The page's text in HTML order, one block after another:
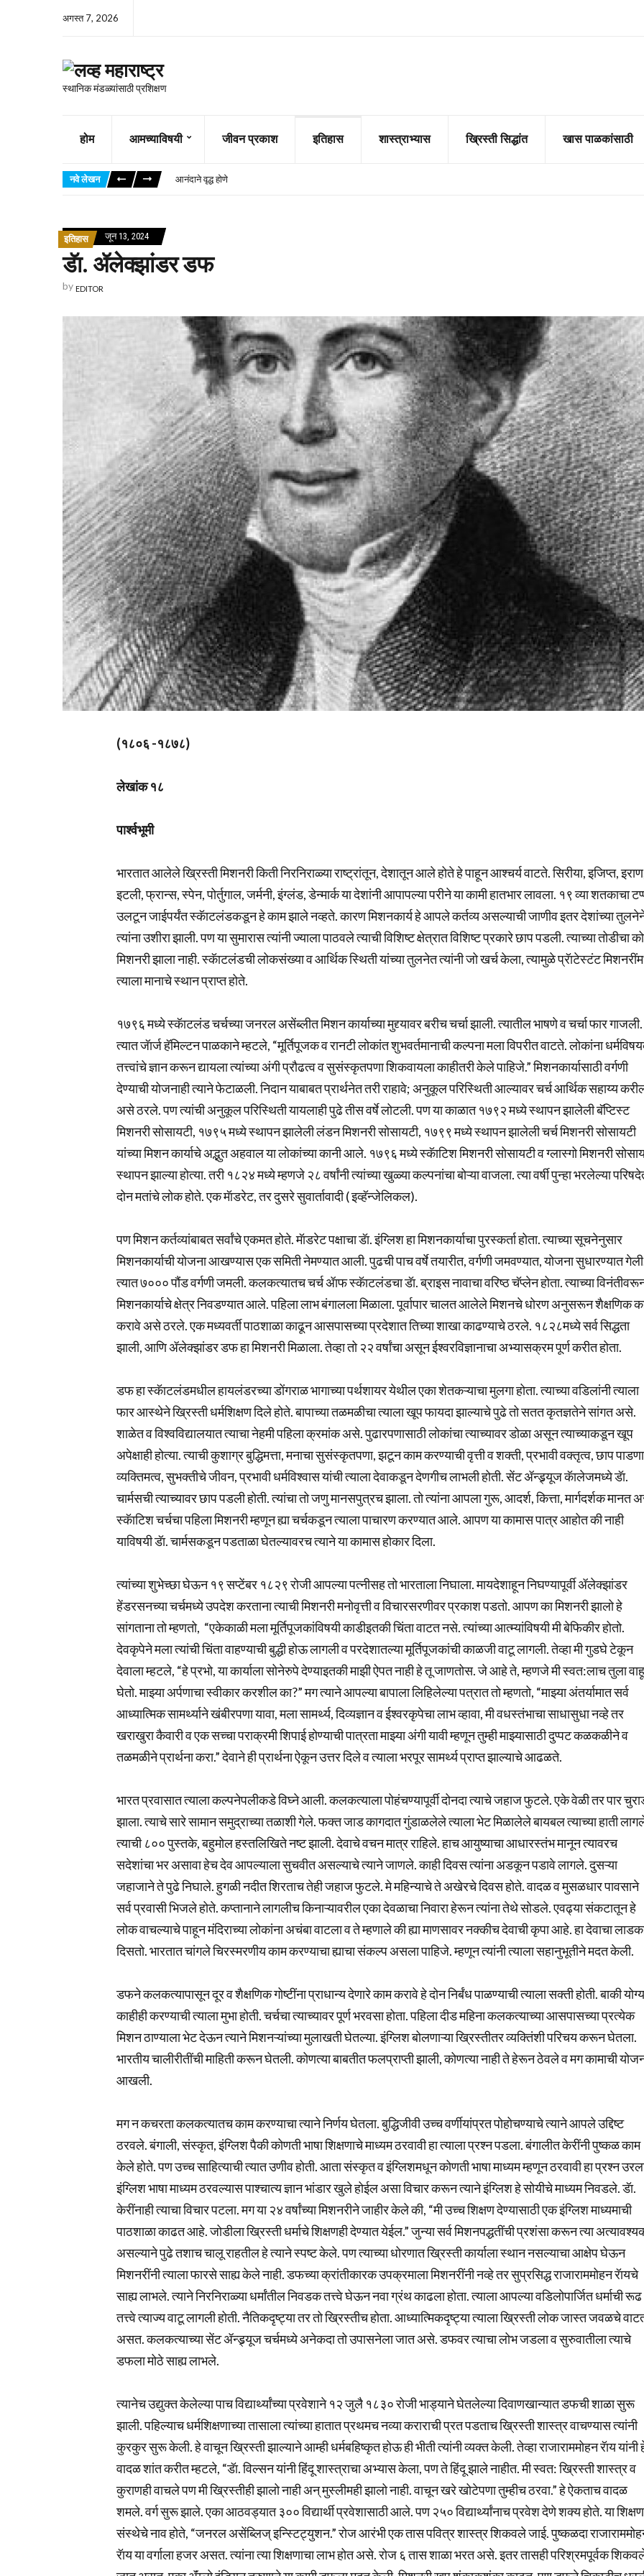
अगस्त 7, 2026
स्थानिक मंडळ्यांसाठी प्रशिक्षण
होम आमच्याविषयी जीवन प्रकाश इतिहास शास्त्राभ्यास ख्रिस्ती सिद्धांत खास पाळकांसाठी
नवे लेखन
जेव्हा दुर्बलता आपल्याला ग्रासते
आनंदाने वृद्ध होणे
एका देवभीरू सासूचे कौतुक
आपण अधिक चांगल्या नगराकडे पाहतो
इतिहास जून 13, 2024
डॅा. ॲलेक्झांडर डफ
by EDITOR
(१८०६ -१८७८)
लेखांक१८
पार्श्वभूमी
भारतात आलेले ख्रिस्ती मिशनरी किती निरनिराळ्या राष्ट्रांतून, देशातून आले होते हे पाहून आश्चर्य वाटते. सिरीया, इजिप्त,
इटली, फ्रान्स, स्पेन, पोर्तुगाल, जर्मनी, इंग्लंड, डेन्मार्क या देशांनी आपापल्या परीने या कामी हातभार लावला. १९ व्या शतकाचा
उलटून जाईपर्यंत स्कॅाटलंडकडून हे काम झाले नव्हते. कारण मिशनकार्य हे आपले कर्तव्य असल्याची जाणीव इतर देशांच्या
त्यांना उशीरा झाली. पण या सुमारास त्यांनी ज्याला पाठवले त्याची विशिष्ट क्षेत्रात विशिष्ट प्रकारे छाप पडली. त्याच्या तोडीचा
मिशनरी झाला नाही. स्कॅाटलंडची लोकसंख्या व आर्थिक स्थिती यांच्या तुलनेत त्यांनी जो खर्च केला, त्यामुळे प्रॅाटेस्टंट
त्याला मानाचे स्थान प्राप्त होते.
१७९६ मध्ये स्कॅाटलंड चर्चच्या जनरल असेंब्लीत मिशन कार्याच्या मुद्द्यावर बरीच चर्चा झाली. त्यातील भाषणे व चर्चा फार गाजली.
त्यात जॅार्ज हॅमिल्टन पाळकाने म्हटले, “मूर्तिपूजक व रानटी लोकांत शुभवर्तमानाची कल्पना मला विपरीत वाटते. लोकांना
तत्त्वांचे ज्ञान करून द्यायला त्यांच्या अंगी प्रौढत्व व सुसंस्कृतपणा शिकवायला काहीतरी केले पाहिजे.” मिशनकार्यासाठी वर्गणी
देण्याची योजनाही त्याने फेटाळली. निदान याबाबत प्रार्थनेत तरी राहावे; अनुकूल परिस्थिती आल्यावर चर्च आर्थिक सहाय्य
असे ठरले. पण त्यांची अनुकूल परिस्थिती यायलाही पुढे तीस वर्षे लोटली. पण या काळात १७९२ मध्ये स्थापन झालेली बॅप्टिस्ट
मिशनरी सोसायटी, १७९५ मध्ये स्थापन झालेली लंडन मिशनरी सोसायटी, १७९९ मध्ये स्थापन झालेली चर्च मिशनरी सोसायटी
यांच्या मिशन कार्याचे अद्भुत अहवाल या लोकांच्या कानी आले. १७९६ मध्ये स्कॅाटिश मिशनरी सोसायटी व ग्लास्गो मिशनरी
स्थापन झाल्या होत्या. तरी १८२४ मध्ये म्हणजे २८ वर्षांनी त्यांच्या खुळ्या कल्पनांचा बोऱ्या वाजला. त्या वर्षी पुन्हा भरलेल्या
दोन मतांचे लोक होते. एक मॅाडरेट, तर दुसरे सुवार्तावादी ( इव्हॅन्जेलिकल).
पण मिशन कर्तव्यांबाबत सर्वांचे एकमत होते. मॅाडरेट पक्षाचा डॅा. इंग्लिश हा मिशनकार्याचा पुरस्कर्ता होता. त्याच्या सूचनेनुसार
मिशनकार्याची योजना आखण्यास एक समिती नेमण्यात आली. पुढची पाच वर्षे तयारीत, वर्गणी जमवण्यात, योजना सुधारण्यात
त्यात ७००० पौंड वर्गणी जमली. कलकत्यातच चर्च ॲाफ स्कॅाटलंडचा डॅा. ब्राइस नावाचा वरिष्ठ चॅप्लेन होता. त्याच्या
मिशनकार्याचे क्षेत्र निवडण्यात आले. पहिला लाभ बंगालला मिळाला. पूर्वापार चालत आलेले मिशनचे धोरण अनुसरून शैक्षणिक
करावे असे ठरले. एक मध्यवर्ती पाठशाळा काढून आसपासच्या प्रदेशात तिच्या शाखा काढण्याचे ठरले. १८२८मध्ये सर्व सिद्धता
झाली, आणि ॲलेक्झांडर डफ हा मिशनरी मिळाला. तेव्हा तो २२ वर्षांचा असून ईश्वरविज्ञानाचा अभ्यासक्रम पूर्ण करीत होता.
डफ हा स्कॅाटलंडमधील हायलंडरच्या डोंगराळ भागाच्या पर्थशायर येथील एका शेतकऱ्याचा मुलगा होता. त्याच्या वडिलांनी त्याला
फार आस्थेने ख्रिस्ती धर्मशिक्षण दिले होते. बापाच्या तळमळीचा त्याला खूप फायदा झाल्याचे पुढे तो सतत कृतज्ञतेने सांगत असे.
शाळेत व विश्वविद्यालयात त्याचा नेहमी पहिला क्रमांक असे. पुढारपणासाठी लोकांचा त्याच्यावर डोळा असून त्याच्याकडून खूप
अपेक्षाही होत्या. त्याची कुशाग्र बुद्धिमत्ता, मनाचा सुसंस्कृतपणा, झटून काम करण्याची वृत्ती व शक्ती, प्रभावी वक्तृत्व, छाप
व्यक्तिमत्व, सुभक्तीचे जीवन, प्रभावी धर्मविश्वास यांची त्याला देवाकडून देणगीच लाभली होती. सेंट ॲन्ड्र्यूज कॅालेजमध्ये डॅा.
चार्मसची त्याच्यावर छाप पडली होती. त्यांचा तो जणु मानसपुत्रच झाला. तो त्यांना आपला गुरू, आदर्श, कित्ता, मार्गदर्शक मानत
स्कॅाटिश चर्चचा पहिला मिशनरी म्हणून ह्या चर्चकडून त्याला पाचारण करण्यात आले. आपण या कामास पात्र आहोत की नाही
याविषयी डॅा. चार्मसकडून पडताळा घेतल्यावरच त्याने या कामास होकार दिला.
त्यांच्या शुभेच्छा घेऊन १९ सप्टेंबर १८२९ रोजी आपल्या पत्नीसह तो भारताला निघाला. मायदेशाहून निघण्यापूर्वी ॲलेक्झांडर
हेंडरसनच्या चर्चमध्ये उपदेश करताना त्याची मिशनरी मनोवृत्ती व विचारसरणीवर प्रकाश पडतो. आपण का मिशनरी झालो हे
सांगताना तो म्हणतो, “एकेकाळी मला मूर्तिपूजकांविषयी काडीइतकी चिंता वाटत नसे. त्यांच्या आत्म्यांविषयी मी बेफिकीर होतो.
देवकृपेने मला त्यांची चिंता वाहण्याची बुद्धी होऊ लागली व परदेशातल्या मूर्तिपूजकांची काळजी वाटू लागली. तेव्हा मी गुडघे टेकून
देवाला म्हटले, “हे प्रभो, या कार्याला सोनेरुपे देण्याइतकी माझी ऐपत नाही हे तू जाणतोस. जे आहे ते, म्हणजे मी स्वत:लाच तुला
घेतो. माझ्या अर्पणाचा स्वीकार करशील का?” मग त्याने आपल्या बापाला लिहिलेल्या पत्रात तो म्हणतो, “माझ्या अंतर्यामात सर्व
आध्यात्मिक सामर्थ्याने खंबीरपणा यावा, मला सामर्थ्य, दिव्यज्ञान व ईश्वरकृपेचा लाभ व्हावा, मी वधस्तंभाचा साधासुधा नव्हे तर
खराखुरा कैवारी व एक सच्चा पराक्रमी शिपाई होण्याची पात्रता माझ्या अंगी यावी म्हणून तुम्ही माझ्यासाठी दुप्पट कळकळीने व
तळमळीने प्रार्थना करा.” देवाने ही प्रार्थना ऐकून उत्तर दिले व त्याला भरपूर सामर्थ्य प्राप्त झाल्याचे आढळते.
भारत प्रवासात त्याला कल्पनेपलीकडे विघ्ने आली. कलकत्याला पोहंचण्यापूर्वी दोनदा त्याचे जहाज फुटले. एके वेळी तर पार
झाला. त्याचे सारे सामान समुद्राच्या तळाशी गेले. फक्त जाड कागदात गुंडाळलेले त्याला भेट मिळालेले बायबल त्याच्या हाती
त्याची ८०० पुस्तके, बहुमोल हस्तलिखिते नष्ट झाली. देवाचे वचन मात्र राहिले. हाच आयुष्याचा आधारस्तंभ मानून त्यावरच
सदेशांचा भर असावा हेच देव आपल्याला सुचवीत असल्याचे त्याने जाणले. काही दिवस त्यांना अडकून पडावे लागले. दुसऱ्या
जहाजाने ते पुढे निघाले. हुगळी नदीत शिरताच तेही जहाज फुटले. मे महिन्याचे ते अखेरचे दिवस होते. वादळ व मुसळधार पावसाने
सर्व प्रवासी भिजले होते. कप्तानाने लागलीच किनाऱ्यावरील एका देवळाचा निवारा हेरून त्यांना तेथे सोडले. एवढ्या संकटातून हे
लोक वाचल्याचे पाहून मंदिराच्या लोकांना अचंबा वाटला व ते म्हणाले की ह्या माणसावर नक्कीच देवाची कृपा आहे. हा देवाचा
दिसतो. भारतात चांगले चिरस्मरणीय काम करण्याचा ह्याचा संकल्प असला पाहिजे. म्हणून त्यांनी त्याला सहानुभूतीने मदत केली.
डफने कलकत्यापासून दूर व शैक्षणिक गोष्टींना प्राधान्य देणारे काम करावे हे दोन निर्बंध पाळण्याची त्याला सक्ती होती. बाकी
काहीही करण्याची त्याला मुभा होती. चर्चचा त्याच्यावर पूर्ण भरवसा होता. पहिला दीड महिना कलकत्याच्या आसपासच्या प्रत्येक
मिशन ठाण्याला भेट देऊन त्याने मिशनऱ्यांच्या मुलाखती घेतल्या. इंग्लिश बोलणाऱ्या ख्रिस्तीतर व्यक्तिंशी परिचय करून घेतला.
भारतीय चालीरीतींची माहिती करून घेतली. कोणत्या बाबतीत फलप्राप्ती झाली, कोणत्या नाही ते हेरून ठेवले व मग कामाची
आखली.
मग न कचरता कलकत्यातच काम करण्याचा त्याने निर्णय घेतला. बुद्धिजीवी उच्च वर्णीयांप्रत पोहोचण्याचे त्याने आपले उद्दिष्ट
ठरवले. बंगाली, संस्कृत, इंग्लिश पैकी कोणती भाषा शिक्षणाचे माध्यम ठरवावी हा त्याला प्रश्न पडला. बंगालीत केरींनी पुष्कळ काम
केले होते. पण उच्च साहित्याची त्यात उणीव होती. आता संस्कृत व इंग्लिशमधून कोणती भाषा माध्यम म्हणून ठरवावी हा प्रश्न
इंग्लिश भाषा माध्यम ठरवल्यास पाश्चात्य ज्ञान भांडार खुले होईल असा विचार करून त्याने इंग्लिश हे सोयीचे माध्यम निवडले. डॅा.
केरींनाही त्याचा विचार पटला. मग या २४ वर्षांच्या मिशनरीने जाहीर केले की, “मी उच्च शिक्षण देण्यासाठी एक इंग्लिश माध्यमाची
पाठशाळा काढत आहे. जोडीला ख्रिस्ती धर्माचे शिक्षणही देण्यात येईल.” जुन्या सर्व मिशनपद्धतींची प्रशंसा करून त्या
असल्याने पुढे तशाच चालू राहतील हे त्याने स्पष्ट केले. पण त्याच्या धोरणात ख्रिस्ती कार्याला स्थान नसल्याचा आक्षेप घेऊन
मिशनरींनी त्याला फारसे साह्य केले नाही. डफच्या क्रांतीकारक उपक्रमाला मिशनरींनी नव्हे तर सुप्रसिद्ध राजाराममोहन रॅायचे
साह्य लाभले. त्याने निरनिराळ्या धर्मांतील निवडक तत्त्वे घेऊन नवा ग्रंथ काढला होता. त्याला आपल्या वडिलोपार्जित धर्माची रूढ
तत्त्वे त्याज्य वाटू लागली होती. नैतिकदृष्ट्या तर तो ख्रिस्तीच होता. आध्यात्मिकदृष्ट्या त्याला ख्रिस्ती लोक जास्त जवळचे
असत. कलकत्याच्या सेंट ॲन्ड्र्यूज चर्चमध्ये अनेकदा तो उपासनेला जात असे. डफवर त्याचा लोभ जडला व सुरुवातीला त्याचे
डफला मोठे साह्य लाभले.
त्यानेच उद्युक्त केलेल्या पाच विद्यार्थ्यांच्या प्रवेशाने १२ जुलै १८३० रोजी भाड्याने घेतलेल्या दिवाणखान्यात डफची शाळा सुरू
झाली. पहिल्याच धर्मशिक्षणाच्या तासाला त्यांच्या हातात प्रथमच नव्या कराराची प्रत पडताच ख्रिस्ती शास्त्र वाचण्यास त्यांनी
कुरकुर सुरू केली. हे वाचून ख्रिस्ती झाल्याने आम्ही धर्मबहिष्कृत होऊ ही भीती त्यांनी व्यक्त केली. तेव्हा राजाराममोहन रॅाय यांनी
वादळ शांत करीत म्हटले, “डॅा. विल्सन यांनी हिंदू शास्त्राचा अभ्यास केला, पण ते हिंदू झाले नाहीत. मी स्वत: ख्रिस्ती शास्त्र व
कुराणही वाचले पण मी ख्रिस्तीही झालो नाही अन् मुस्लीमही झालो नाही. वाचून खरे खोटेपणा तुम्हीच ठरवा.” हे ऐकताच वादळ
शमले. वर्ग सुरू झाले. एका आठवड्यात ३०० विद्यार्थी प्रवेशासाठी आले. पण २५० विद्यार्थ्यांनाच प्रवेश देणे शक्य होते. या शिक्षण
संस्थेचे नाव होते, “जनरल असेंब्लिज् इन्स्टिट्युशन.” रोज आरंभी एक तास पवित्र शास्त्र शिकवले जाई. पुष्कळदा
रॅाय या वर्गाला हजर असत. त्यांना त्या शिक्षणाचा लाभ होत असे. रोज ६ तास शाळा भरत असे. इतर तासही परिश्रमपूर्वक